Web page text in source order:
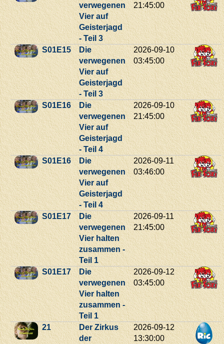
verwegenen
Vier auf
Geisterjagd
- Teil 3
21:45:00
S01E15
Die
verwegenen
Vier auf
Geisterjagd
- Teil 3
2026-09-10
03:45:00
S01E16
Die
verwegenen
Vier auf
Geisterjagd
- Teil 4
2026-09-10
21:45:00
S01E16
Die
verwegenen
Vier auf
Geisterjagd
- Teil 4
2026-09-11
03:46:00
S01E17
Die
verwegenen
Vier halten
zusammen -
Teil 1
2026-09-11
21:45:00
S01E17
Die
verwegenen
Vier halten
zusammen -
Teil 1
2026-09-12
03:45:00
21
Der Zirkus
der
2026-09-12
13:30:00